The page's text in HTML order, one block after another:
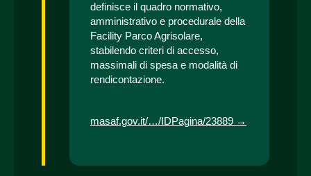
definisce il quadro normativo,
amministrativo e procedurale della
Facility Parco Agrisolare,
stabilendo criteri di accesso,
massimali di spesa e modalità di
rendicontazione.
masaf.gov.it/…/IDPagina/23889 →